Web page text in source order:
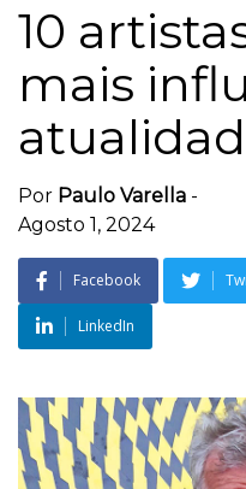
10
mais
Por Paulo Varella -
Agosto 1, 2024
Facebook
LinkedIn